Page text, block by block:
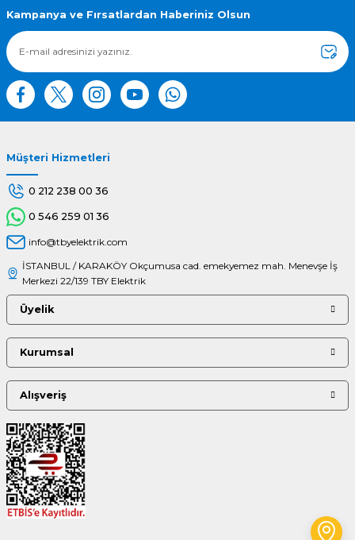
Ürün bilgilerinde hatalar bulunuyor.
Ürün fiyatı diğer sitelerden daha pahalı.
Bu ürüne benzer farklı alternatifler olmalı.
Kampanya ve Fırsatlardan Haberiniz Olsun
Müşteri Hizmetleri
0 212 238 00 36
0 546 259 01 36
info@tbyelektrik.com
İSTANBUL / KARAKÖY Okçumusa cad. emekyemez mah. Menevşe İş
Merkezi 22/139 TBY Elektrik
Üyelik
Kurumsal
Alışveriş